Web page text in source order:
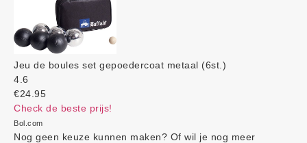
Jeu de boules set gepoedercoat metaal (6st.)
4.6
€24.95
Check de beste prijs!
Bol.com
Nog geen keuze kunnen maken? Of wil je nog meer